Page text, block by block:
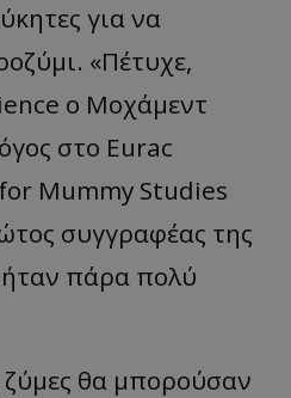
για να
«Πέτυχε,
ο Μοχάμεντ
στο Eurac
Mummy Studies
συγγραφέας της
ήταν πάρα πολύ
ζύμες θα μπορούσαν